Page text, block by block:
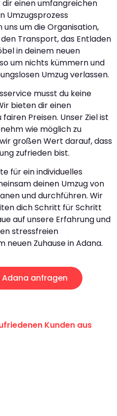
einen umfangreichen
Umzugsprozess
um die Organisation,
Transport, das Entladen
in deinem neuen
um nichts kümmern und
Umzug verlassen.
musst du keine
bieten dir einen
Preisen. Unser Ziel ist
wie möglich zu
großen Wert darauf, dass
zufrieden bist.
für ein individuelles
deinen Umzug von
und durchführen. Wir
dich Schritt für Schritt
auf unsere Erfahrung und
stressfreien
neuen Zuhause in Adana.
anfragen
Kunden aus